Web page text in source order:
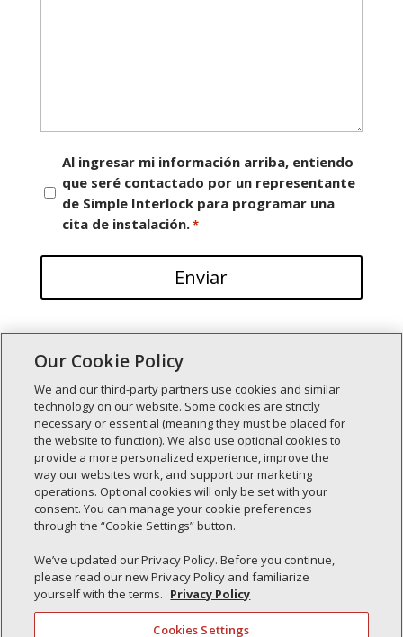
Consentimiento
Al ingresar mi información arriba, entiendo
que seré contactado por un representante
de Simple Interlock para programar una
cita de instalación.*
Entradas recientes
Simple Interlock de Walla Walla
Enclavamiento simple de Morton
Simple Interlock de Carol Stream
Simple Interlock de Waukegan
Simple Interlock de Texarkana
Our Cookie Policy
We and our third-party partners use cookies and similar
technology on our website. Some cookies are strictly
necessary or essential (meaning they must be placed for
the website to function). We also use optional cookies to
provide a more personalized experience, improve the
way our websites work, and support our marketing
operations. Optional cookies will only be set with your
consent. You can manage your cookie preferences
through the “Cookie Settings” button.
We’ve updated our Privacy Policy. Before you continue,
please read our new Privacy Policy and familiarize
yourself with the terms. Privacy Policy
Cookies Settings